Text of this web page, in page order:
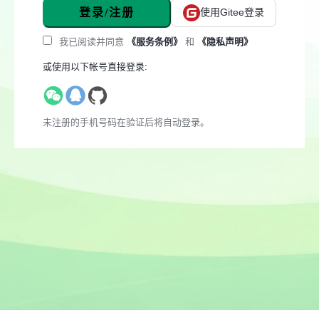
登录/注册 使用Gitee登录
我已阅读并同意 《服务条例》 和 《隐私声明》
或使用以下帐号直接登录:
未注册的手机号码在验证后将自动登录。